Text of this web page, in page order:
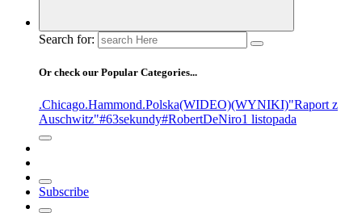
Search for:
Or check our Popular Categories...
.Chicago.Hammond.Polska(WIDEO)(WYNIKI)"Raport z
Auschwitz"#63sekundy#RobertDeNiro1 listopada
Subscribe